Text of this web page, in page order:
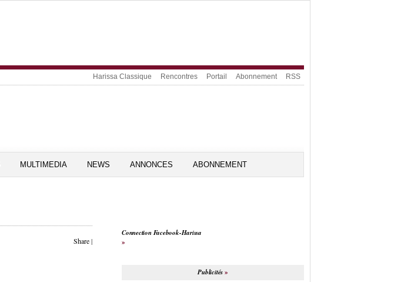
Harissa Classique Rencontres Portail Abonnement RSS
MULTIMEDIA NEWS ANNONCES ABONNEMENT
Share|
Connection Facebook-Harissa
Publicités